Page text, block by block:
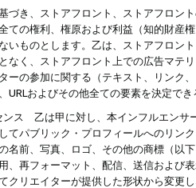
づき、ストアフロント、ストアフロン
ての権利、権原および利益（知的財産
いものとします。乙は、ストアフロン
なく、ストアフロント上での広告マテ
ーの参加に関する（テキスト、リンク
URLおよびその他全ての要素を決定で
ス 乙は甲に対し、本インフルエンサ
てパブリック・プロフィールへのリン
名前、写真、ロゴ、その他の商標（以
、再フォーマット、配信、送信および
クリエイターが提供した形状から変更